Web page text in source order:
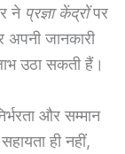
ने प्रज्ञा केंद्रोंपर
अपनी जानकारी
उठा सकती हैं।
और सम्मान
ही नहीं,